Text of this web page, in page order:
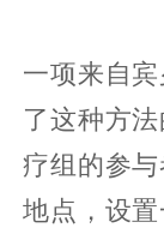
一项来自
了这种方
疗组的参
地点，设